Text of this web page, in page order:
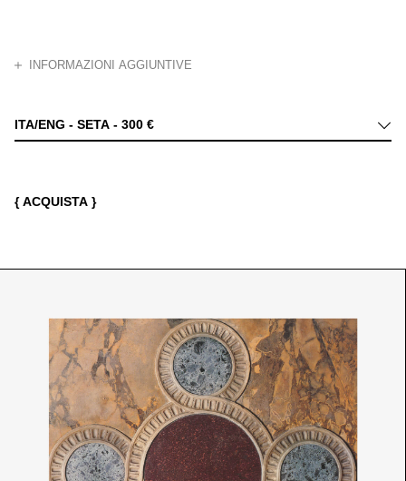
INFORMAZIONI AGGIUNTIVE
Nel panorama variegato e assai complesso dell’architettura civile
ITA/ENG - SETA - 300 €
{ ACQUISTA }